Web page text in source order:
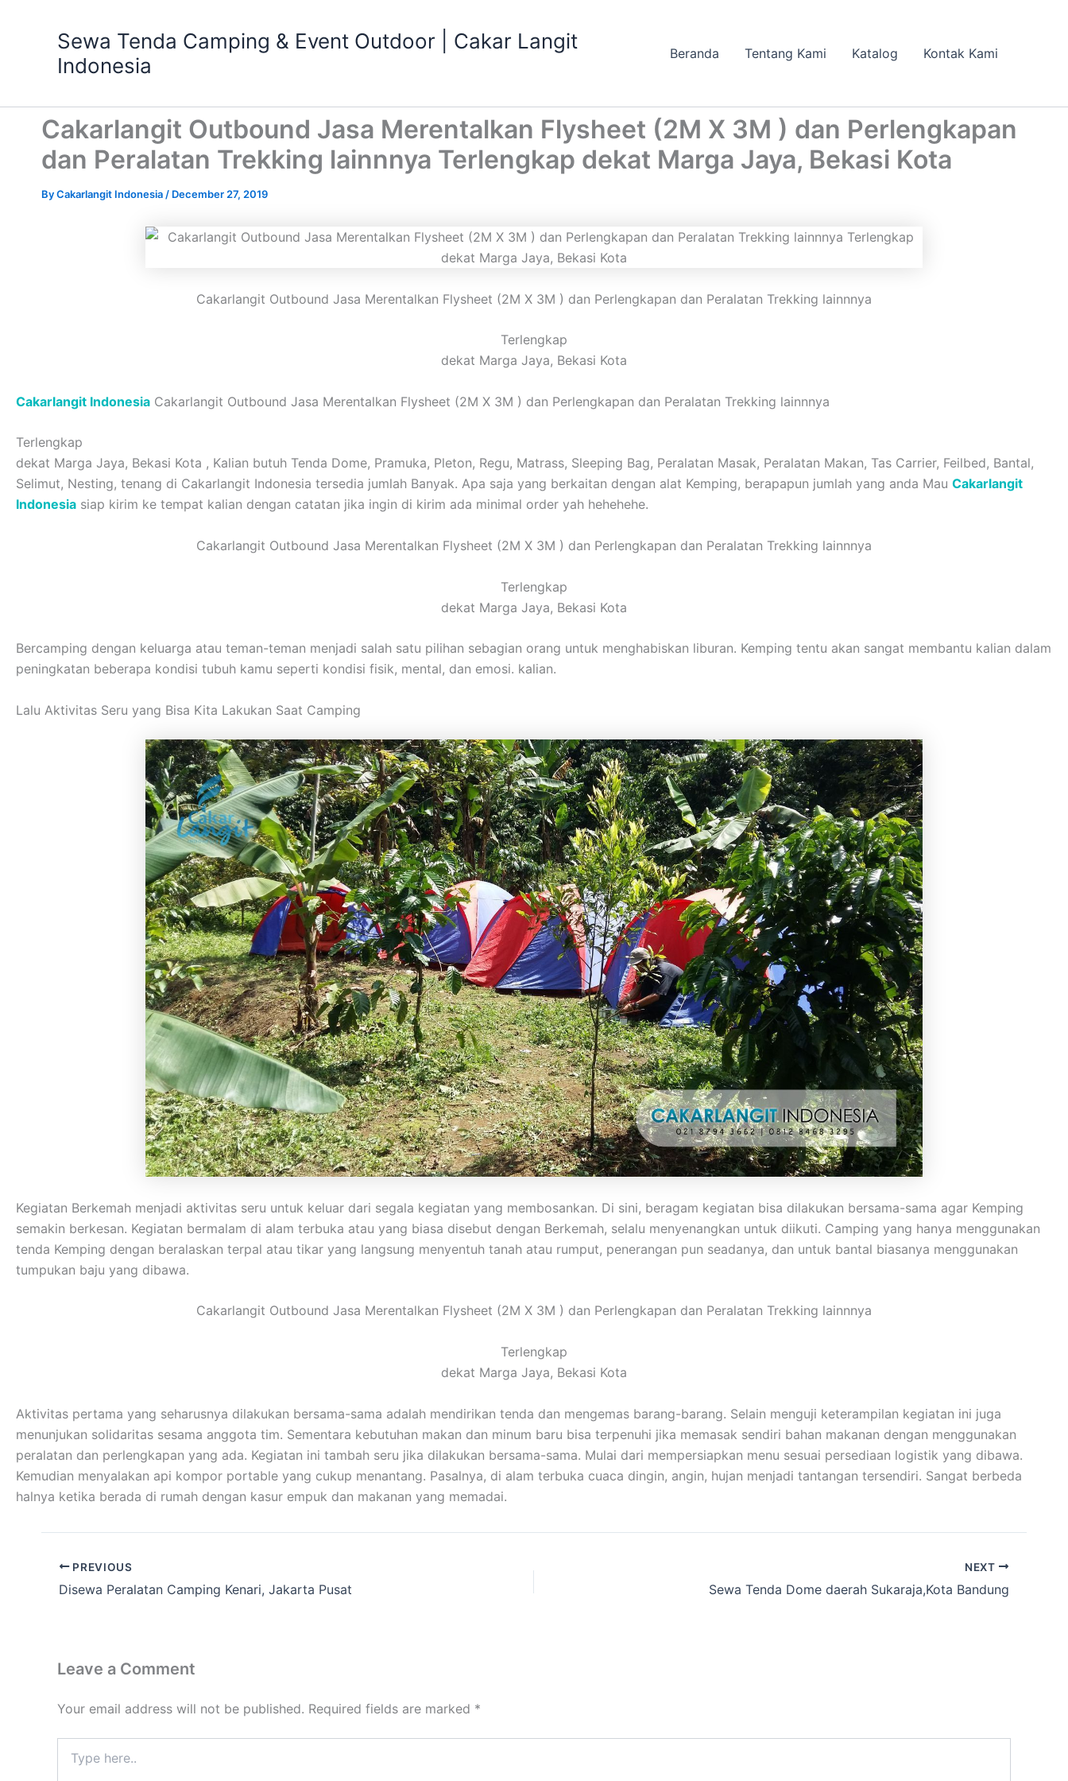
Sewa Tenda Camping & Event Outdoor | Cakar Langit
Indonesia
Beranda Tentang Kami Katalog Kontak Kami
Cakarlangit Outbound Jasa Merentalkan Flysheet (2M X 3M ) dan Perlengkapan
dan Peralatan Trekking lainnnya Terlengkap dekat Marga Jaya, Bekasi Kota
ByCakarlangit Indonesia / December 27, 2019
Cakarlangit Outbound Jasa Merentalkan Flysheet (2M X 3M ) dan Perlengkapan dan Peralatan Trekking lainnnya
Terlengkap
dekat Marga Jaya, Bekasi Kota
Cakarlangit Indonesia Cakarlangit Outbound Jasa Merentalkan Flysheet (2M X 3M ) dan Perlengkapan dan Peralatan Trekking lainnnya
Terlengkap
dekat Marga Jaya, Bekasi Kota , Kalian butuh Tenda Dome, Pramuka, Pleton, Regu, Matrass, Sleeping Bag, Peralatan Masak, Peralatan Makan, Tas Carrier, Feilbed, Bantal,
Selimut, Nesting, tenang di Cakarlangit Indonesia tersedia jumlah Banyak. Apa saja yang berkaitan dengan alat Kemping, berapapun jumlah yang anda Mau Cakarlangit
Indonesia siap kirim ke tempat kalian dengan catatan jika ingin di kirim ada minimal order yah hehehehe.
Cakarlangit Outbound Jasa Merentalkan Flysheet (2M X 3M ) dan Perlengkapan dan Peralatan Trekking lainnnya
Terlengkap
dekat Marga Jaya, Bekasi Kota
Bercamping dengan keluarga atau teman-teman menjadi salah satu pilihan sebagian orang untuk menghabiskan liburan. Kemping tentu akan sangat membantu kalian dalam
peningkatan beberapa kondisi tubuh kamu seperti kondisi fisik, mental, dan emosi. kalian.
Lalu Aktivitas Seru yang Bisa Kita Lakukan Saat Camping
Kegiatan Berkemah menjadi aktivitas seru untuk keluar dari segala kegiatan yang membosankan. Di sini, beragam kegiatan bisa dilakukan bersama-sama agar Kemping
semakin berkesan. Kegiatan bermalam di alam terbuka atau yang biasa disebut dengan Berkemah, selalu menyenangkan untuk diikuti. Camping yang hanya menggunakan
tenda Kemping dengan beralaskan terpal atau tikar yang langsung menyentuh tanah atau rumput, penerangan pun seadanya, dan untuk bantal biasanya menggunakan
tumpukan baju yang dibawa.
Cakarlangit Outbound Jasa Merentalkan Flysheet (2M X 3M ) dan Perlengkapan dan Peralatan Trekking lainnnya
Terlengkap
dekat Marga Jaya, Bekasi Kota
Aktivitas pertama yang seharusnya dilakukan bersama-sama adalah mendirikan tenda dan mengemas barang-barang. Selain menguji keterampilan kegiatan ini juga
menunjukan solidaritas sesama anggota tim. Sementara kebutuhan makan dan minum baru bisa terpenuhi jika memasak sendiri bahan makanan dengan menggunakan
peralatan dan perlengkapan yang ada. Kegiatan ini tambah seru jika dilakukan bersama-sama. Mulai dari mempersiapkan menu sesuai persediaan logistik yang dibawa.
Kemudian menyalakan api kompor portable yang cukup menantang. Pasalnya, di alam terbuka cuaca dingin, angin, hujan menjadi tantangan tersendiri. Sangat berbeda
halnya ketika berada di rumah dengan kasur empuk dan makanan yang memadai.
PREVIOUS
Disewa Peralatan Camping Kenari, Jakarta Pusat
NEXT
Sewa Tenda Dome daerah Sukaraja,Kota Bandung
Leave a Comment
Your email address will not be published. Required fields are marked *
here..